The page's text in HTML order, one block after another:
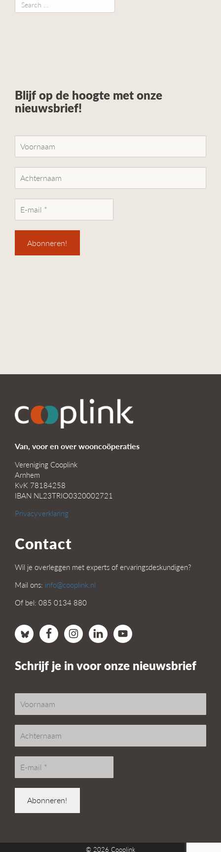
Blijf op de hoogte met onze
nieuwsbrief!
Van, voor en over wooncoöperaties
Vereniging Cooplink
Arnhem
KvK 78184258
IBAN NL23TRIO0320002721
Privacyverklaring
Contact
Wil je overleggen met experts of ervaringsdeskundigen?
Mail ons: info@cooplink.nl
Of bel: 085 0134 880
Schrijf je in voor onze nieuwsbrief
© 2026 Cooplink